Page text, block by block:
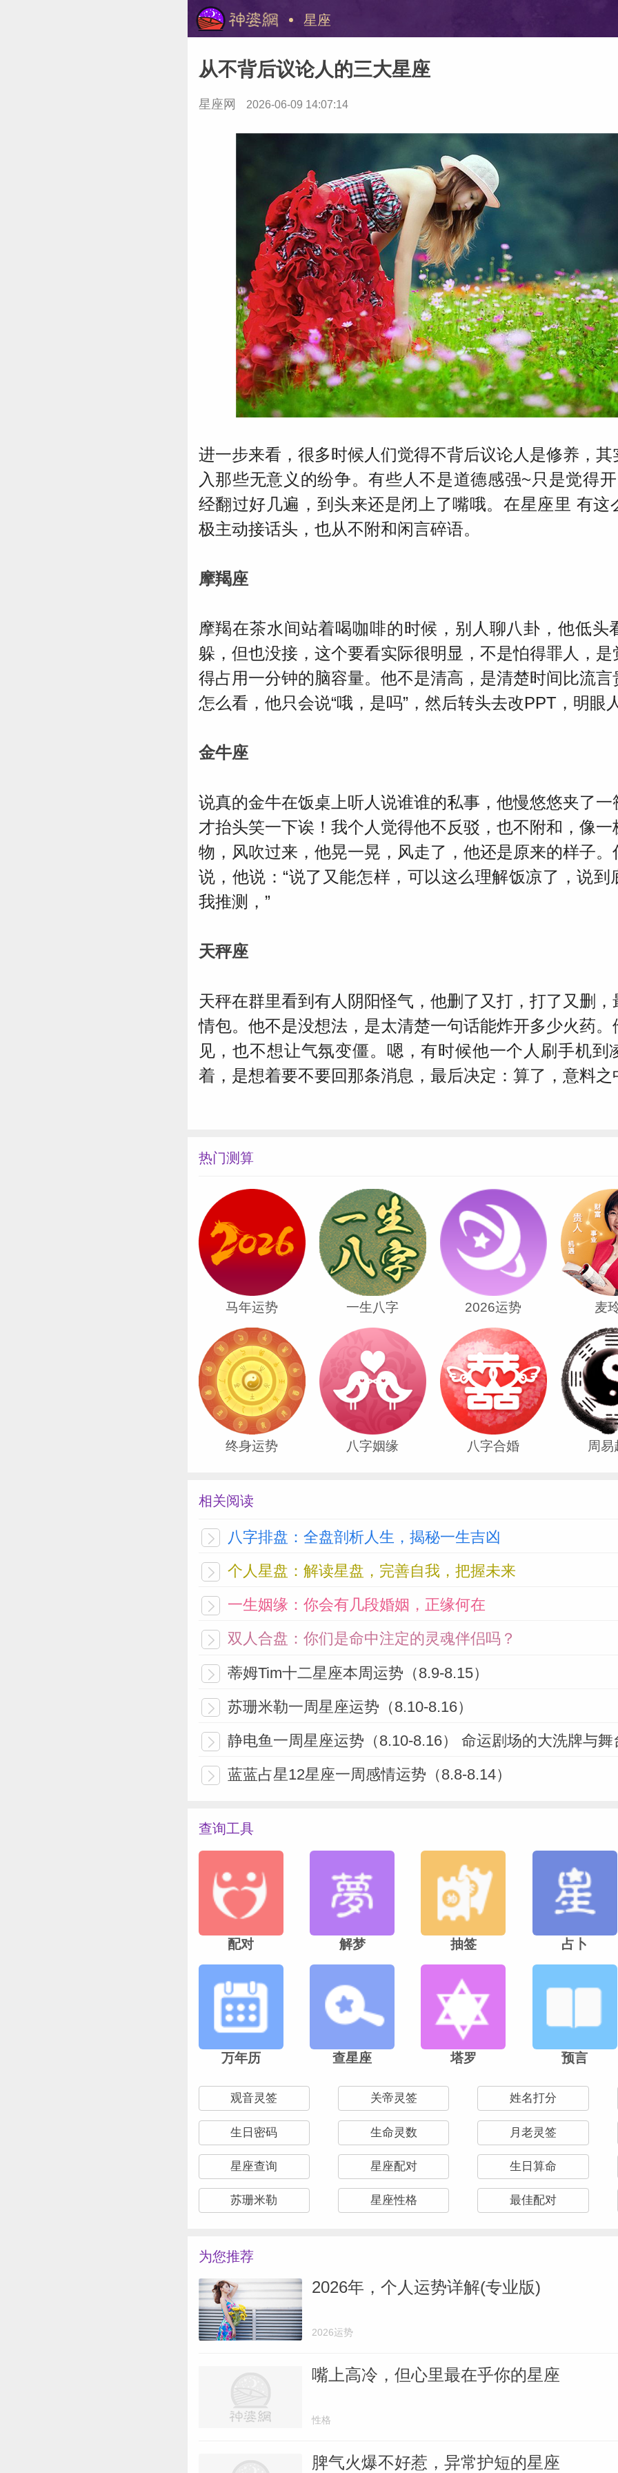
美国神婆
星座网
星座
从不背后议论人的三大星座
星座网 2026-06-09 14:07:14
进一步来看，很多时候人们觉得不背后议论人是修养，
入那些无意义的纷争。有些人不是道德感强~只是觉得
经翻过好几遍，到头来还是闭上了嘴哦。在星座里 有这
极主动接话头，也从不附和闲言碎语。
摩羯座
摩羯在茶水间站着喝咖啡的时候，别人聊八卦，他低头
躲，但也没接，这个要看实际很明显，不是怕得罪人，
得占用一分钟的脑容量。他不是清高，是清楚时间比流
怎么看，他只会说“哦，是吗”，然后转头去改PPT，明眼
金牛座
说真的金牛在饭桌上听人说谁谁的私事，他慢悠悠夹了
才抬头笑一下诶！我个人觉得他不反驳，也不附和，像
物，风吹过来，他晃一晃，风走了，他还是原来的样子
说，他说：“说了又能怎样，可以这么理解饭凉了，说到
我推测，”
天秤座
天秤在群里看到有人阴阳怪气，他删了又打，打了又删
情包。他不是没想法，是太清楚一句话能炸开多少火药
见，也不想让气氛变僵。嗯，有时候他一个人刷手机到
着，是想着要不要回那条消息，最后决定：算了，意料之
热门测算
马年运势 一生八字 2026运势 麦
终身运势 八字姻缘 八字合婚 周易
相关阅读
八字排盘：全盘剖析人生，揭秘一生吉凶
个人星盘：解读星盘，完善自我，把握未来
一生姻缘：你会有几段婚姻，正缘何在
双人合盘：你们是命中注定的灵魂伴侣吗？
蒂姆Tim十二星座本周运势（8.9-8.15）
苏珊米勒一周星座运势（8.10-8.16）
静电鱼一周星座运势（8.10-8.16） 命运剧场的大洗牌与舞
蓝蓝占星12星座一周感情运势（8.8-8.14）
查询工具
配对 解梦 抽签 占卜
万年历 查星座 塔罗 预言
观音灵签 关帝灵签 姓名打分
生日密码 生命灵数 月老灵签
星座查询 星座配对 生日算命
苏珊米勒 星座性格 最佳配对
为您推荐
2026年，个人运势详解(专业版)
2026运势
嘴上高冷，但心里最在乎你的星座
性格
脾气火爆不好惹，异常护短的星座